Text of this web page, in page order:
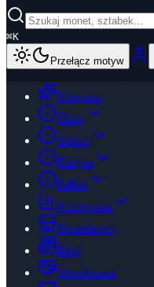
⌘K
Przełącz motyw
Nowości
Złoto
Srebro
Platyna
Pallad
Notowania
Sprzedawcy
Blog
Współpraca